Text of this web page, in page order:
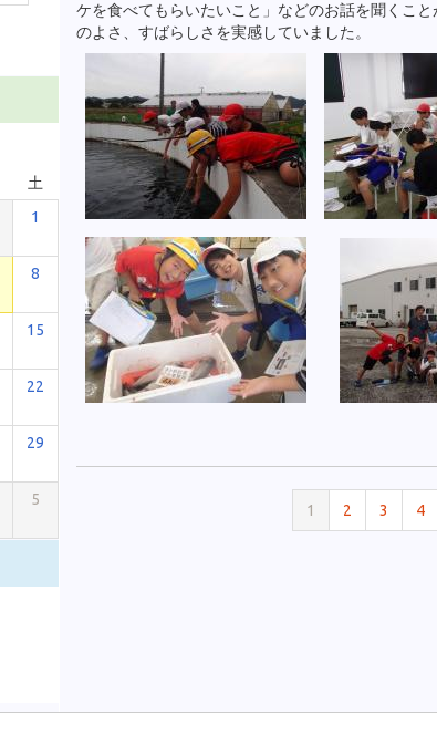
ケを食べてもらいたいこと」などのお話を聞くこ
のよさ、すばらしさを実感していました。
1 2 3 4
土
1
8
15
22
29
5